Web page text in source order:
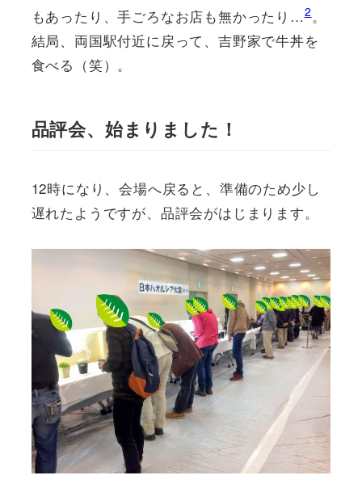
もあったり、手ごろなお店も無かったり…2。
結局、両国駅付近に戻って、吉野家で牛丼を
食べる（笑）。
品評会、始まりました！
12時になり、会場へ戻ると、準備のため少し
遅れたようですが、品評会がはじまります。